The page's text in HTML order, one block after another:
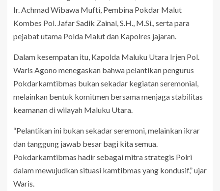
Ir. Achmad Wibawa Mufti, Pembina Pokdar Malut
Kombes Pol. Jafar Sadik Zainal, S.H., M.Si., serta para
pejabat utama Polda Malut dan Kapolres jajaran.
Dalam kesempatan itu, Kapolda Maluku Utara Irjen Pol.
Waris Agono menegaskan bahwa pelantikan pengurus
Pokdarkamtibmas bukan sekadar kegiatan seremonial,
melainkan bentuk komitmen bersama menjaga stabilitas
keamanan di wilayah Maluku Utara.
“Pelantikan ini bukan sekadar seremoni, melainkan ikrar
dan tanggung jawab besar bagi kita semua.
Pokdarkamtibmas hadir sebagai mitra strategis Polri
dalam mewujudkan situasi kamtibmas yang kondusif,” ujar
Waris.